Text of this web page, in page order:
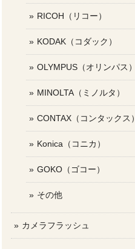
RICOH（リコー）
KODAK（コダック）
OLYMPUS（オリンパス）
MINOLTA（ミノルタ）
CONTAX（コンタックス）
Konica（コニカ）
GOKO（ゴコー）
その他
カメラフラッシュ